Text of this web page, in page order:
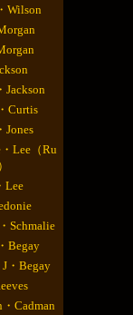
Wilson
Curtis
Jones
Lee（Ru
Lee
Schmalie
Begay
・Begay
Cadman